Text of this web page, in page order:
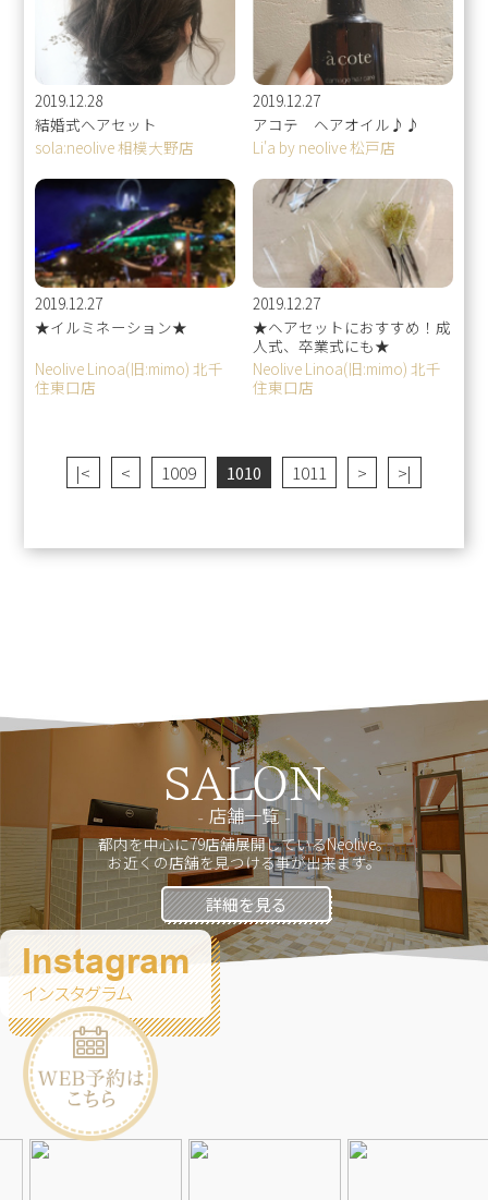
2019.12.28
結婚式ヘアセット
sola:neolive 相模大野店
2019.12.27
アコテ ヘアオイル♪♪
Li'a by neolive 松戸店
2019.12.27
★イルミネーション★
Neolive Linoa(旧:mimo) 北千
住東口店
2019.12.27
★ヘアセットにおすすめ！成
人式、卒業式にも★
Neolive Linoa(旧:mimo) 北千
住東口店
|< < 1009 1010 1011 > >|
SALON
店舗一覧
都内を中心に79店舗展開しているNeolive。
お近くの店舗を見つける事が出来ます。
詳細を見る
Instagram
インスタグラム